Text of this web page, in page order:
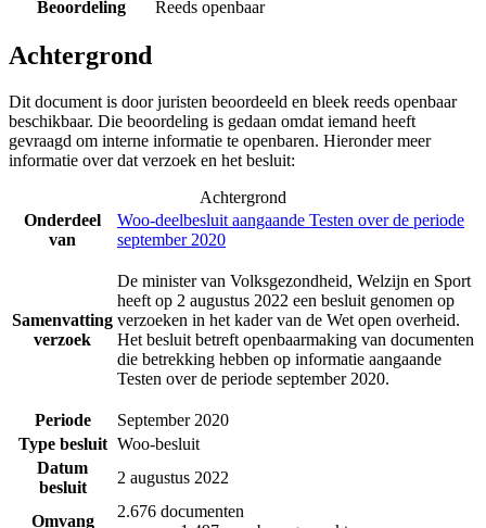
Beoordeling
Reeds openbaar
Achtergrond
Dit document is door juristen beoordeeld en bleek reeds openbaar
beschikbaar. Die beoordeling is gedaan omdat iemand heeft
gevraagd om interne informatie te openbaren. Hieronder meer
informatie over dat verzoek en het besluit:
Achtergrond
Onderdeel
van
Woo-deelbesluit aangaande Testen over de periode
september 2020
Samenvatting
verzoek
De minister van Volksgezondheid, Welzijn en Sport
heeft op 2 augustus 2022 een besluit genomen op
verzoeken in het kader van de Wet open overheid.
Het besluit betreft openbaarmaking van documenten
die betrekking hebben op informatie aangaande
Testen over de periode september 2020.
Periode
September 2020
Type besluit Woo-besluit
Datum
besluit
2 augustus 2022
Omvang
2.676 documenten